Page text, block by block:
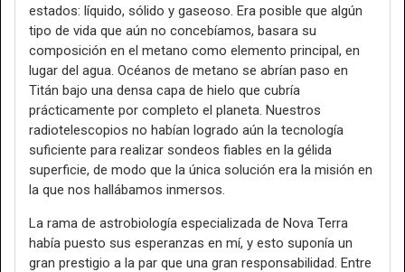
estados: líquido, sólido y gaseoso. Era posible que algún
tipo de vida que aún no concebíamos, basara su
composición en el metano como elemento principal, en
lugar del agua. Océanos de metano se abrían paso en
Titán bajo una densa capa de hielo que cubría
prácticamente por completo el planeta. Nuestros
radiotelescopios no habían logrado aún la tecnología
suficiente para realizar sondeos fiables en la gélida
superficie, de modo que la única solución era la misión en
la que nos hallábamos inmersos.
La rama de astrobiología especializada de Nova Terra
había puesto sus esperanzas en mí, y esto suponía un
gran prestigio a la par que una gran responsabilidad. Entre